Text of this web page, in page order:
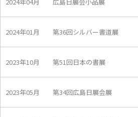
2024年04月 広島日展会小品展
2024年01月 第36回シルバー書道展
2023年10月 第51回日本の書展
2023年05月 第34回広島日展会展